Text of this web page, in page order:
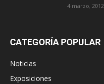
4 marzo, 2012
CATEGORÍA POPULAR
Noticias
Exposiciones